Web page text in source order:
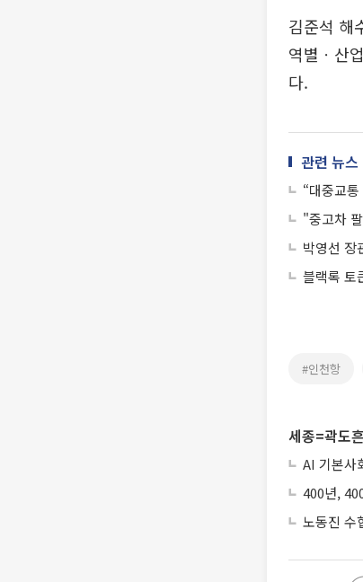
김준석 해
역별ㆍ산
다.
관련 뉴스
“대중교
"중고차
박영선 장
블랙록 토
#인천항
세종=곽도
AI 기본사
400년,
노동진 수